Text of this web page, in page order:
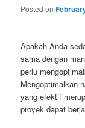
Posted on
Apakah Anda
sama dengan
perlu
Mengoptimalkan
yang efektif
proyek dapat